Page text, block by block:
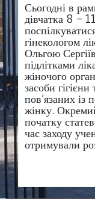
Сьогодні в
дівчатка 8 –
гінекологом
Ольгою
підлітками
жіночого
засоби
пов’язаних із
жінку.
початку
час заходу
отримували